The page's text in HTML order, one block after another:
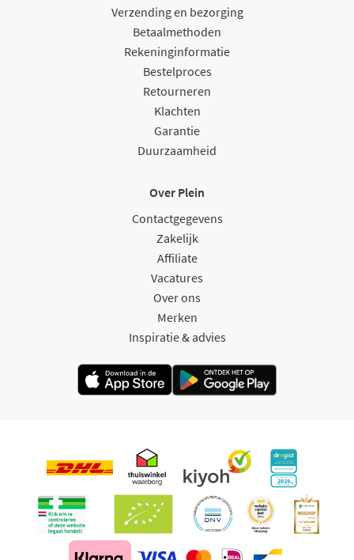
Verzending en bezorging
Betaalmethoden
Rekeninginformatie
Bestelproces
Retourneren
Klachten
Garantie
Duurzaamheid
Over Plein
Contactgegevens
Zakelijk
Affiliate
Vacatures
Over ons
Merken
Inspiratie & advies